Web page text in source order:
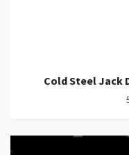
Cold Steel Jack